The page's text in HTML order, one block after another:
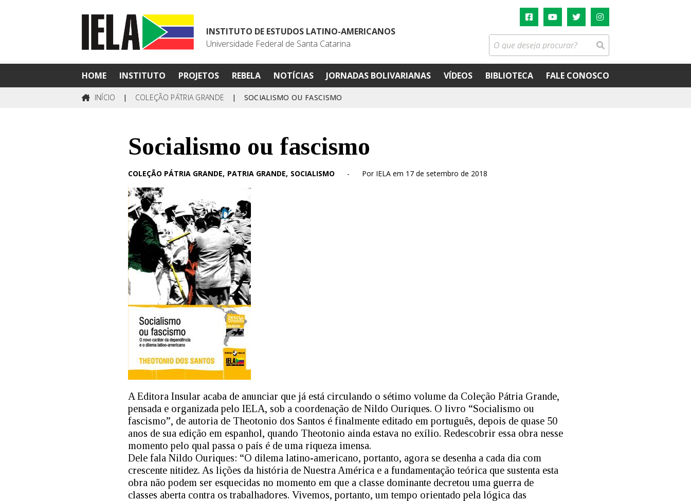
INSTITUTO DE ESTUDOS LATINO-AMERICANOS
Universidade Federal de Santa Catarina
HOME INSTITUTO PROJETOS REBELA NOTÍCIAS JORNADAS BOLIVARIANAS VÍDEOS BIBLIOTECA FALE CONOSCO
INÍCIO | COLEÇÃO PÁTRIA GRANDE | SOCIALISMO OU FASCISMO
Socialismo ou fascismo
COLEÇÃO PÁTRIA GRANDE PATRIA GRANDE SOCIALISMO - Por IELA em 17 de setembro de 2018
A Editora Insular acaba de anunciar que já está circulando o sétimo volume da Coleção Pátria Grande,
pensada e organizada pelo IELA, sob a coordenação de Nildo Ouriques. O livro “Socialismo ou
fascismo”, de autoria de Theotonio dos Santos é finalmente editado em português, depois de quase 50
anos de sua edição em espanhol, quando Theotonio ainda estava no exílio. Redescobrir essa obra nesse
momento pelo qual passa o país é de uma riqueza imensa.
Dele fala Nildo Ouriques: “O dilema latino-americano, portanto, agora se desenha a cada dia com
crescente nitidez. As lições da história de Nuestra América e a fundamentação teórica que sustenta esta
obra não podem ser esquecidas no momento em que a classe dominante decretou uma guerra de
classes aberta contra os trabalhadores. Vivemos, portanto, um tempo orientado pela lógica das